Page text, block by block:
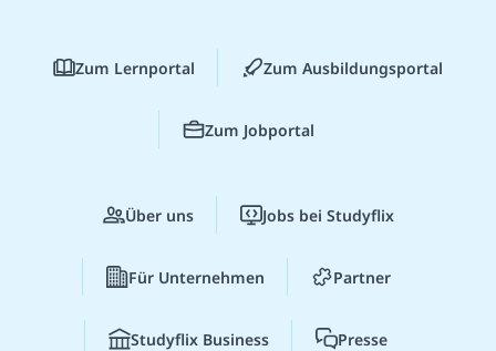
Zum Lernportal Zum Ausbildungsportal
Zum Jobportal
Über uns Jobs bei Studyflix
Für Unternehmen Partner
Studyflix Business Presse